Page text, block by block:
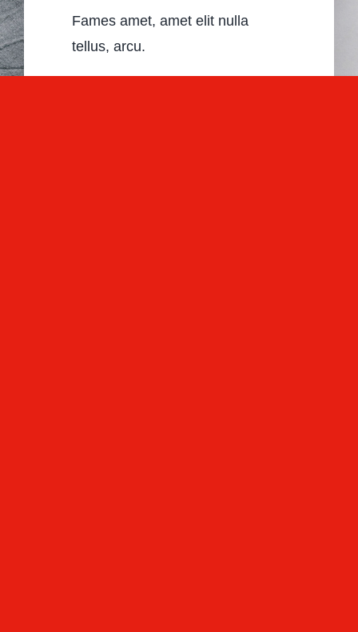
Fames amet, amet elit nulla
tellus, arcu.